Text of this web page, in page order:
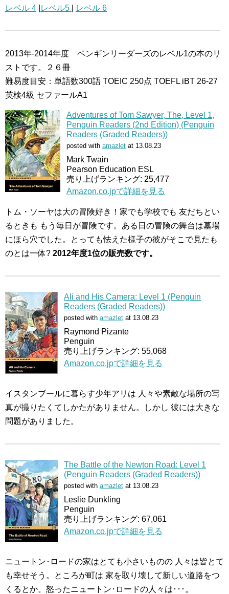
レベル 4 レベル5 レベル 6
2013年-2014年度 ペンギンリーダーズのレベル1の本のリ
ストです。２６冊
難易度目安：単語数300語 TOEIC 250点 TOEFL iBT 26-27
英検4級 セファールA1
Adventures of Tom Sawyer, The, Level 1,
Penguin Readers (2nd Edition) (Penguin
Readers (Graded Readers))
posted with amazlet at 13.08.23
Mark Twain
Pearson Education ESL
売り上げランキング: 25,477
Amazon.co.jpで詳細を見る
トム・ソーヤは大の冒険好き！家でも学校でも 友だちとい
るときも もう毎日が冒険です。ある日の冒険の舞台は墓場
にほら穴でした。とっても怯えた様子の彼がそこで見たも
のとは一体? 2012年度1位の販売数です。
Ali and His Camera: Level 1 (Penguin
Readers (Graded Readers))
posted with amazlet at 13.08.23
Raymond Pizante
Penguin
売り上げランキング: 55,068
Amazon.co.jpで詳細を見る
イスタンブールに暮らす少年アリは 人々や素敵な場所の写
真が撮りたくてしかたがありません。しかし 彼には大きな
問題がありました。
The Battle of the Newton Road: Level 1
(Penguin Readers (Graded Readers))
posted with amazlet at 13.08.23
Leslie Dunkling
Penguin
売り上げランキング: 67,061
Amazon.co.jpで詳細を見る
ニュートン･ロードの家はとても小さいものの 人々は皆とて
も幸せそう。ところが町は 家を取り壊して新しい道路をつ
くるとか。怒ったニュートン･ロードの人々は･･･。